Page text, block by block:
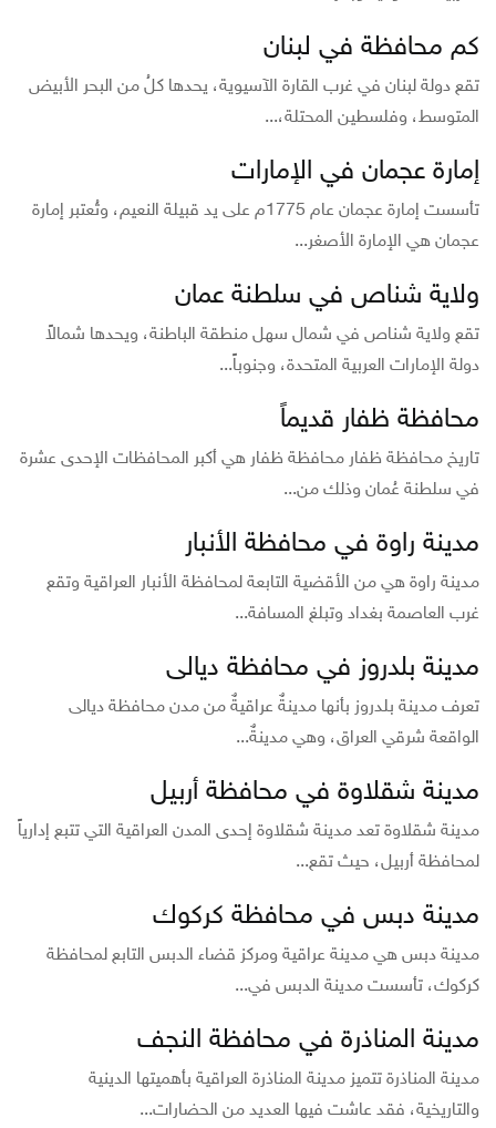
كم محافظة في لبنان
تقع دولة لبنان في غرب القارة الآسيوية، يحدها كلُ من البحر الأبيض
المتوسط، وفلسطين المحتلة،...
إمارة عجمان في الإمارات
تأسست إمارة عجمان عام 1775م على يد قبيلة النعيم، وتُعتبر إمارة
عجمان هي الإمارة الأصغر...
ولاية شناص في سلطنة عمان
تقع ولاية شناص في شمال سهل منطقة الباطنة، ويحدها شمالاً
دولة الإمارات العربية المتحدة، وجنوباً...
محافظة ظفار قديماً
تاريخ محافظة ظفار محافظة ظفار هي أكبر المحافظات الإحدى عشرة
في سلطنة عُمان وذلك من...
مدينة راوة في محافظة الأنبار
مدينة راوة هي من الأقضية التابعة لمحافظة الأنبار العراقية وتقع
غرب العاصمة بغداد وتبلغ المسافة...
مدينة بلدروز في محافظة ديالى
تعرف مدينة بلدروز بأنها مدينةٌ عراقيةٌ من مدن محافظة ديالى
الواقعة شرقي العراق، وهي مدينةٌ...
مدينة شقلاوة في محافظة أربيل
مدينة شقلاوة تعد مدينة شقلاوة إحدى المدن العراقية التي تتبع إدارياً
لمحافظة أربيل، حيث تقع...
مدينة دبس في محافظة كركوك
مدينة دبس هي مدينة عراقية ومركز قضاء الدبس التابع لمحافظة
كركوك، تأسست مدينة الدبس في...
مدينة المناذرة في محافظة النجف
مدينة المناذرة تتميز مدينة المناذرة العراقية بأهميتها الدينية
والتاريخية، فقد عاشت فيها العديد من الحضارات...